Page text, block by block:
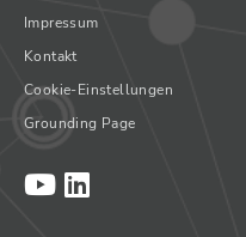
Impressum
Kontakt
Cookie-Einstellungen
Grounding Page